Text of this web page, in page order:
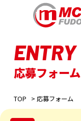
ENTRY
応募フォーム
TOP > 応募フォーム